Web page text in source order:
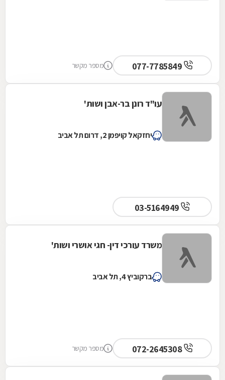
מספר מקשר
עו"ד רונן בר-אבן ושות'
יחזקאל קויפמן 2, דרום תל אביב
03-5164949
משרד עורכי דין- חגי אושרי ושות'
ברקוביץ 4, תל אביב
072-2645308 מספר מקשר